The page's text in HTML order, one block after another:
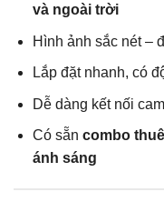
và ngoài trời
Hình ảnh sắc nét –
Lắp đặt nhanh, có
Dễ dàng kết nối
Có sẵn combo
ánh sáng